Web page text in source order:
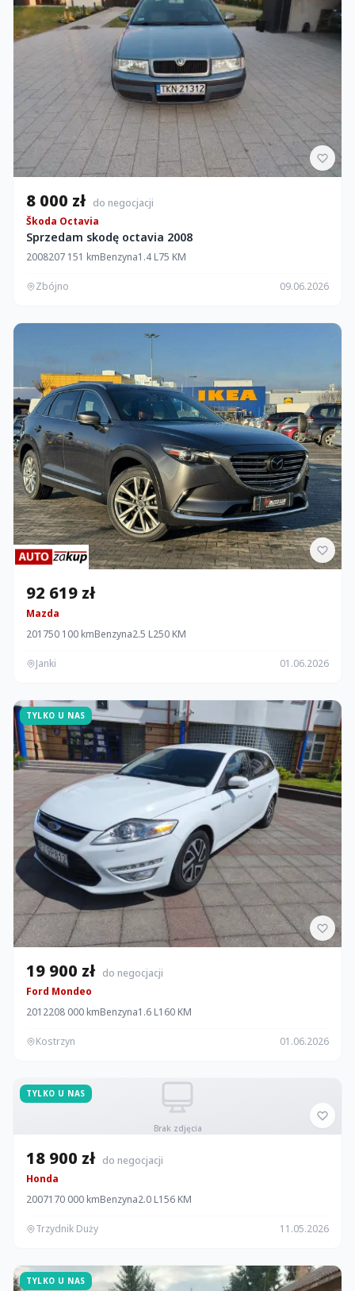
8 000 zł do negocjacji
Škoda Octavia
Sprzedam skodę octavia 2008
2008207 151 kmBenzyna1.4 L75 KM
Zbójno 09.06.2026
92 619 zł
Mazda
201750 100 kmBenzyna2.5 L250 KM
Janki 01.06.2026
TYLKO U NAS
19 900 zł do negocjacji
Ford Mondeo
2012208 000 kmBenzyna1.6 L160 KM
Kostrzyn 01.06.2026
Brak zdjęcia
TYLKO U NAS
18 900 zł do negocjacji
Honda
2007170 000 kmBenzyna2.0 L156 KM
Trzydnik Duży 11.05.2026
TYLKO U NAS